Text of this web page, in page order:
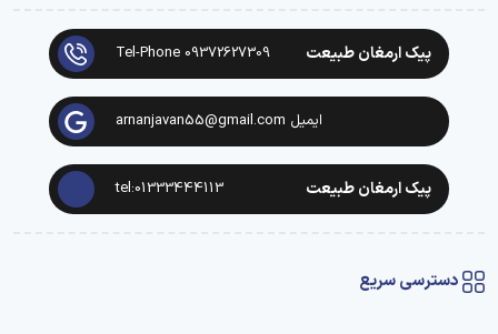
پیک ارمغان طبیعت Tel-Phone 09372627309
ایمیل arnanjavan55@gmail.com
پیک ارمغان طبیعت tel:01333444113
دسترسی سریع